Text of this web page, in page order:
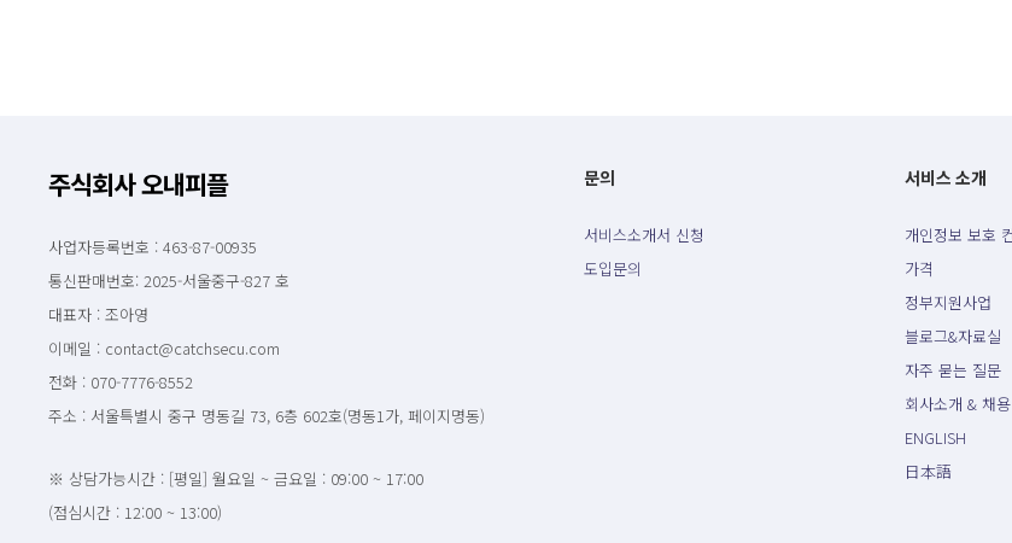
주식회사 오내피플
사업자등록번호 : 463-87-00935
통신판매번호: 2025-서울중구-827 호
대표자 : 조아영
이메일 : contact@catchsecu.com
전화 : 070-7776-8552
주소 : 서울특별시 중구 명동길 73, 6층 602호(명동1가, 페이지명동)
※ 상담가능시간 : [평일] 월요일 ~ 금요일 : 09:00 ~ 17:00
(점심시간 : 12:00 ~ 13:00)
문의
서비스소개서 신청
도입문의
서비스 소개
개인정보 보호
가격
정부지원사업
블로그&자료실
자주 묻는 질문
회사소개 & 채용
ENGLISH
日本語